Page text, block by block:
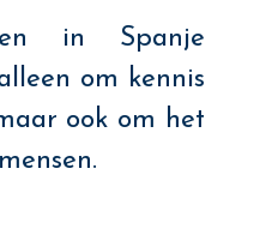
in Spanje
om kennis
ook om het